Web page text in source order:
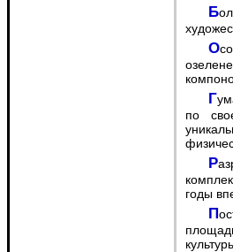
Большое внимание было уделено освещению площади, подчеркивающему
Особая роль при решении пластической композиции площади отводилась
Гуманное, соразмерное человеку не только по физическим параметрам, но и
по
Разработка и реализация высокохудожественной конструкции фонтанного
годы
Постановлением законодательной думы Хабаровского края центральная